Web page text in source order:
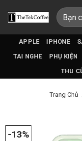
qua
Tìm
kiếm:
APPLE IPHONE
TAI NGHE
PHỤ KIỆN
THU
Trang Chủ
-13%